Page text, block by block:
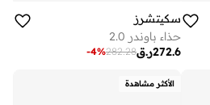
سكيتشرز
حذاء باوندر 2.0
ر.ق272.6
282.28
-4%
الأكثر مشاهدة